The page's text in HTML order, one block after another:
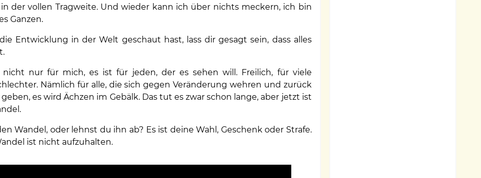
der vollen Tragweite. Und wieder kann ich über nichts meckern, ich bin
Ganzen.
Entwicklung in der Welt geschaut hast, lass dir gesagt sein, dass alles
nur für mich, es ist für jeden, der es sehen will. Freilich, für viele
Nämlich für alle, die sich gegen Veränderung wehren und zurück
es wird Ächzen im Gebälk. Das tut es zwar schon lange, aber jetzt ist
Wandel, oder lehnst du ihn ab? Es ist deine Wahl, Geschenk oder Strafe.
ist nicht aufzuhalten.